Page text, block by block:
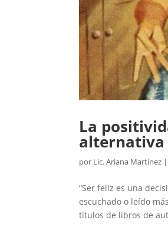
La
por Lic. Ariana Martinez |
“Ser feliz es una
escuchado o leído
títulos de libros de